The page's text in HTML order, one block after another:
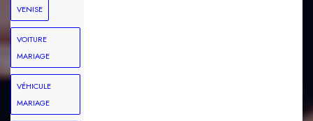
VENISE
VOITURE
MARIAGE
VÉHICULE
MARIAGE